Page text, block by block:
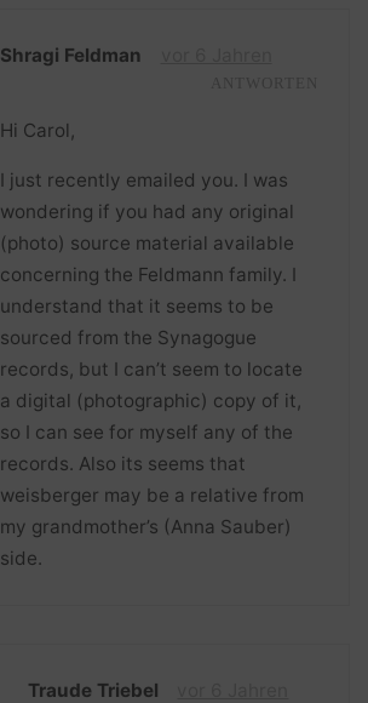
Shragi Feldman
Hi Carol,
I just recently emailed you. I was
wondering if you had any original
(photo) source material available
concerning the Feldmann family. I
understand that it seems to be
sourced from the Synagogue
records, but I can’t seem to locate
a digital (photographic) copy of it,
so I can see for myself any of the
records. Also its seems that
weisberger may be a relative from
my grandmother’s (Anna Sauber)
side.
Traude Triebel